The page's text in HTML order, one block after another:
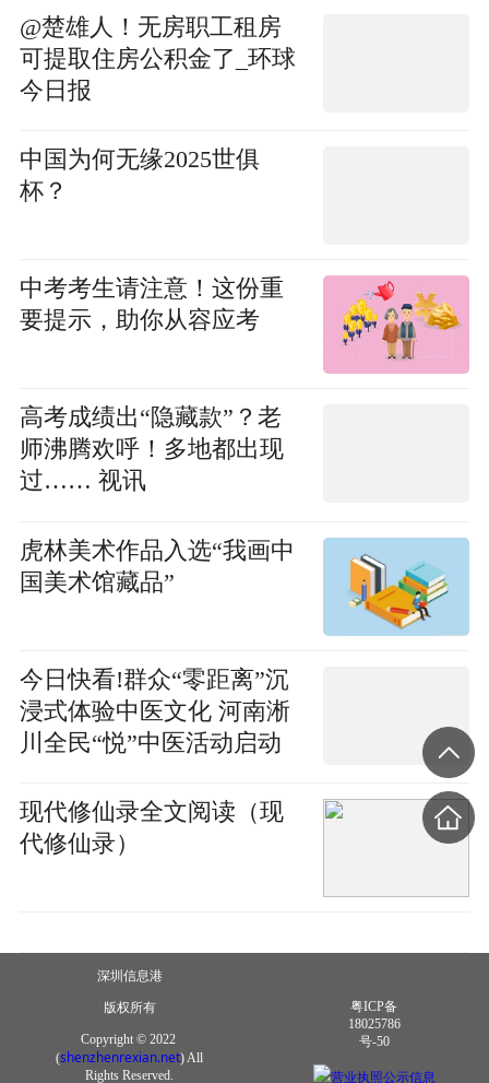
@楚雄人！无房职工租房
可提取住房公积金了_环球
今日报
中国为何无缘2025世俱
杯？
中考考生请注意！这份重
要提示，助你从容应考
高考成绩出“隐藏款”？老
师沸腾欢呼！多地都出现
过…… 视讯
虎林美术作品入选“我画中
国美术馆藏品”
今日快看!群众“零距离”沉
浸式体验中医文化 河南淅
川全民“悦”中医活动启动
现代修仙录全文阅读（现
代修仙录）
深圳信息港
版权所有
Copyright © 2022
(shenzhenrexian.net) All
Rights Reserved.
粤ICP备
18025786
号-50
营业执照公示信息